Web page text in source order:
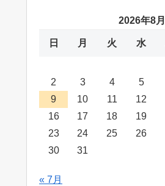
2026年8月
日 月 火 水
2
3 4 5
9
10 11 12
16
17 18 19
23
24 25 26
30
31
« 7月